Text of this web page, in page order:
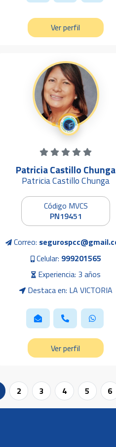
Ver perfil
Patricia Castillo Chunga
Patricia Castillo Chunga
Código MVCS
PN19451
Correo:
Celular: 999201565
Experiencia: 3 años
Destaca en: LA VICTORIA
Ver perfil
2 3 4 5 6